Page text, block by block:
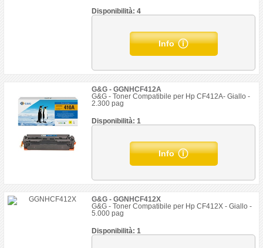
Disponibilità: 4
Info
G&G - GGNHCF412A
G&G - Toner Compatibile per Hp CF412A- Giallo -
2.300 pag
Disponibilità: 1
Info
G&G - GGNHCF412X
G&G - Toner Compatibile per Hp CF412X - Giallo -
5.000 pag
Disponibilità: 1